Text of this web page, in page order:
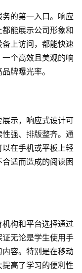
的第一入口。响应
能展示公司形象和
上访问，都能快速
个高效且美观的响
牌曝光率。
示，响应式设计可
强、排版整齐。通
在手机或平板上轻
适而造成的阅读困
构和平台选择通过
无论是学生使用手
容。特别是在移动
高了学习的便利性